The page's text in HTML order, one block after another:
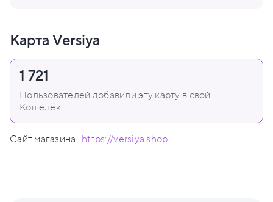
Карта Versiya
1 721
Пользователей добавили эту карту в свой
Кошелёк
Сайт магазина: https://versiya.shop